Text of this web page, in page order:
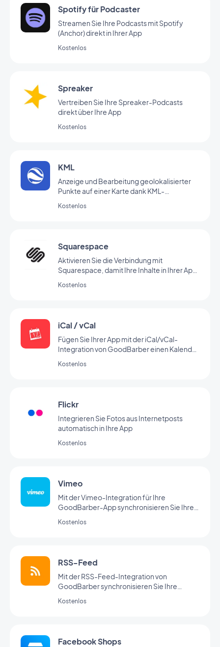
www.integromat.com ein Konto anlegen.)
Spotify für Podcaster
Streamen Sie Ihre Podcasts mit Spotify
(Anchor) direkt in Ihrer App
Kostenlos
Spreaker
Vertreiben Sie Ihre Spreaker-Podcasts
direkt über Ihre App
Kostenlos
KML
Anzeige und Bearbeitung geolokalisierter
Punkte auf einer Karte dank KML-
Kostenlos
Squarespace
Aktivieren Sie die Verbindung mit
Squarespace, damit Ihre Inhalte in Ihrer App
Kostenlos
iCal / vCal
Fügen Sie Ihrer App mit der iCal/vCal-
Integration von GoodBarber einen Kalender
Kostenlos
Flickr
Integrieren Sie Fotos aus Internetposts
automatisch in Ihre App
Kostenlos
Vimeo
Mit der Vimeo-Integration für Ihre
GoodBarber-App synchronisieren Sie Ihre
mit Ihrer App.
Kostenlos
RSS-Feed
Mit der RSS-Feed-Integration von
GoodBarber synchronisieren Sie Ihre
Kostenlos
Facebook Shops